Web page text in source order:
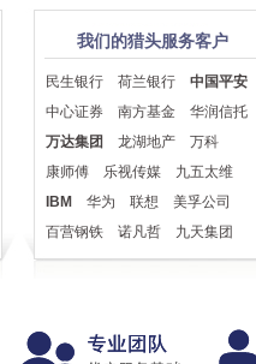
我们的猎头服务客户
民生银行 荷兰银行
中国平安
中心证券
南方基金
华润信托
万达集团
龙湖地产
万科
康师傅
乐视传媒
九五太维
IBM
华为 联想
美孚公司
百营钢铁
诺凡哲 九天集团